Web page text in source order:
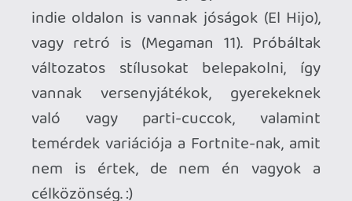
Maga a streaming minősége amúgy
nagyon jó, semmi bajom nem volt vele.
Prime-mal sajnos nem rögtön ugrunk
bele a felhőbe, hanem várólistára